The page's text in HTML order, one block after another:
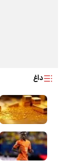
داغ